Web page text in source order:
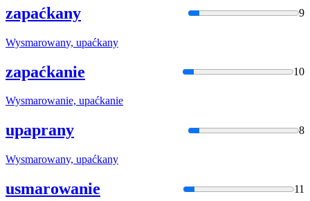
zapaćkany 9
Wysmarowany, upaćkany
zapaćkanie 10
Wysmarowanie, upaćkanie
upaprany 8
Wysmarowany, upaćkany
usmarowanie 11